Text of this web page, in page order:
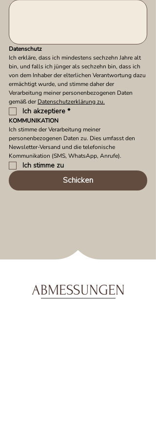
Datenschutz
Ich erkläre, dass ich mindestens sechzehn Jahre alt
bin, und falls ich jünger als sechzehn bin, dass ich
von dem Inhaber der elterlichen Verantwortung dazu
ermächtigt wurde, und stimme daher der
Verarbeitung meiner personenbezogenen Daten
gemäß der Datenschutzerklärung zu.
Ich akzeptiere *
KOMMUNIKATION
Ich stimme der Verarbeitung meiner
personenbezogenen Daten zu. Dies umfasst den
Newsletter-Versand und die telefonische
Kommunikation (SMS, WhatsApp, Anrufe).
Ich stimme zu
Schicken
ABMESSUNGEN